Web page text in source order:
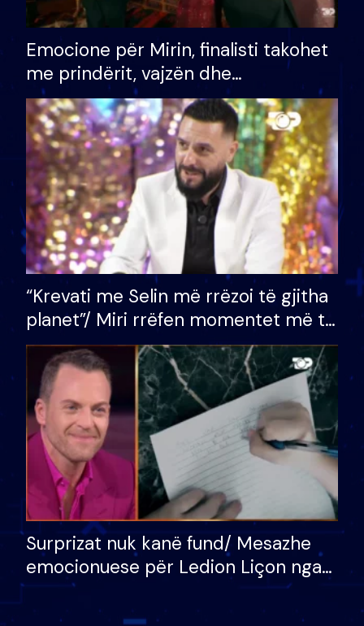
Emocione për Mirin, finalisti takohet
me prindërit, vajzën dhe
bashkëshorten: S’kemi ndonjë letër
divorci apo jo?
“Krevati me Selin më rrëzoi të gjitha
planet”/ Miri rrëfen momentet më të
bukura në shtëpinë e BB VIP: Do më
mungojë zilja e mëngjesit kur…
Surprizat nuk kanë fund/ Mesazhe
emocionuese për Ledion Liçon nga
nëna dhe fëmijët e tij, moderatori
nuk i mban dot lotët: Nuk meritoj…